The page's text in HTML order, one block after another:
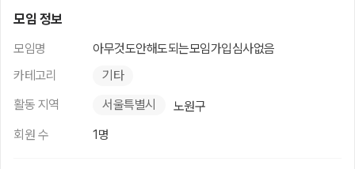
모임 정보
모임명
아무것도안해도되는모임가입심사없음
카테고리
기타
활동 지역
서울특별시
노원구
회원 수
1명